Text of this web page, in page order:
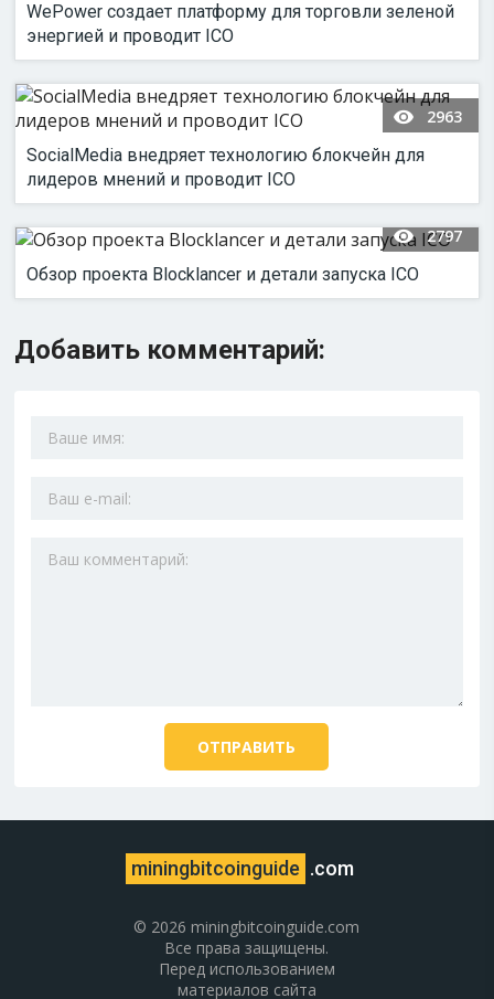
WePower создает платформу для торговли зеленой
энергией и проводит ICO
2963
SocialMedia внедряет технологию блокчейн для
лидеров мнений и проводит ICO
2797
Обзор проекта Blocklancer и детали запуска ICO
Добавить комментарий:
miningbitcoinguide .com
© 2026 miningbitcoinguide.com
Все права защищены.
Перед использованием
материалов сайта